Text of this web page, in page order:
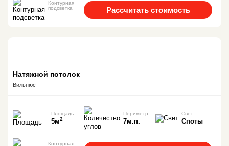
Контурная
подсветка
Рассчитать стоимость
Натяжной потолок
Вильнюс
Площадь
5м2
Периметр
7м.п.
Свет
Споты
Контурная